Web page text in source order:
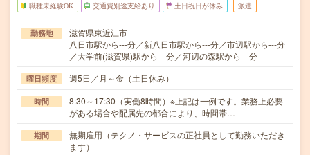
職種未経験OK 交通費別途支給あり 土日祝日が休み 派遣
勤務地
滋賀県東近江市
八日市駅から---分／新八日市駅から---分／市辺駅から---分
／大学前(滋賀県)駅から---分／河辺の森駅から---分
曜日頻度 週5日／月～金（土日休み）
時間
8:30～17:30（実働8時間）※上記は一例です。業務上必要
がある場合や配属先の都合により、時間帯…
期間
無期雇用（テクノ・サービスの正社員として勤務いただき
ます）